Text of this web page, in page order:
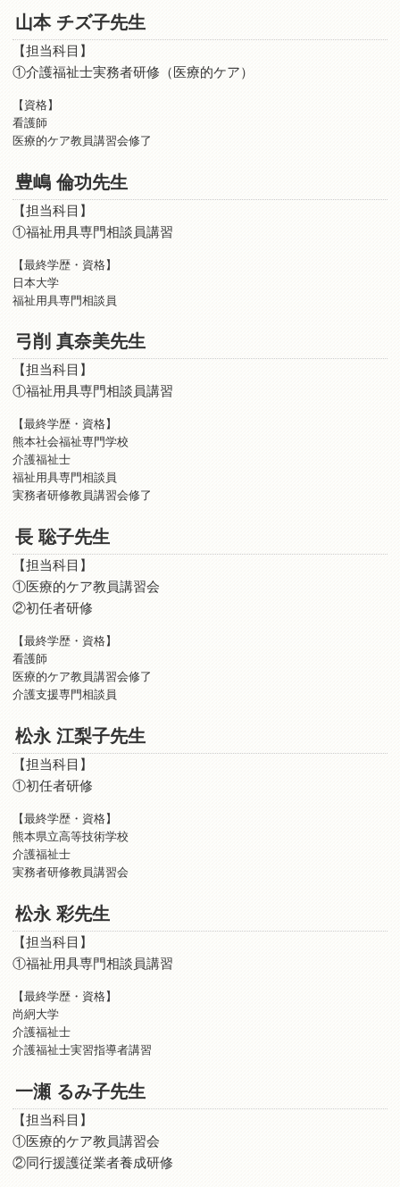
山本 チズ子先生
【担当科目】
①介護福祉士実務者研修（医療的ケア）
【資格】
看護師
医療的ケア教員講習会修了
豊嶋 倫功先生
【担当科目】
①福祉用具専門相談員講習
【最終学歴・資格】
日本大学
福祉用具専門相談員
弓削 真奈美先生
【担当科目】
①福祉用具専門相談員講習
【最終学歴・資格】
熊本社会福祉専門学校
介護福祉士
福祉用具専門相談員
実務者研修教員講習会修了
長 聡子先生
【担当科目】
①医療的ケア教員講習会
②初任者研修
【最終学歴・資格】
看護師
医療的ケア教員講習会修了
介護支援専門相談員
松永 江梨子先生
【担当科目】
①初任者研修
【最終学歴・資格】
熊本県立高等技術学校
介護福祉士
実務者研修教員講習会
松永 彩先生
【担当科目】
①福祉用具専門相談員講習
【最終学歴・資格】
尚絅大学
介護福祉士
介護福祉士実習指導者講習
一瀬 るみ子先生
【担当科目】
①医療的ケア教員講習会
②同行援護従業者養成研修